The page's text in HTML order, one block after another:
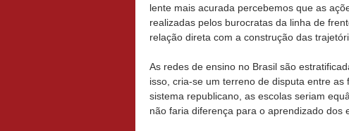
lente mais acurada percebemos que as
realizadas pelos burocratas da linha de
relação direta com a construção das
As redes de ensino no Brasil são
isso, cria-se um terreno de disputa entre
sistema republicano, as escolas seriam
não faria diferença para o aprendizado dos